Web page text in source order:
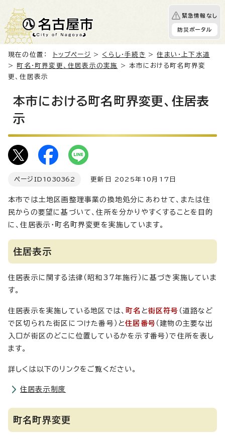
緊急情報なし
防災ポータル
現在の位置： トップページ > くらし・手続き >住まい・上下水道
>
町名・町界変更、住居表示の実施
> 本市における町名町界変
更、住居表示
本市における町名町界変更、住居表
示
ページID 1030362 更新日 2025年10月17日
本市では土地区画整理事業の換地処分にあわせて、または住
民からの要望に基づいて、住所を分かりやすくすることを目的
に、住居表示・町名町界変更を実施しています。
住居表示
住居表示に関する法律（昭和37年施行）に基づき実施していま
す。
住居表示を実施している地区では、 町名 と街区符号 （道路など
で区切られた街区につけた番号）と住居番号 （建物の主要な出
入口が街区のどこに位置しているかを示す番号）で住所を表し
ます。
詳しくは以下のリンクをご覧ください。
住居表示制度
町名町界変更